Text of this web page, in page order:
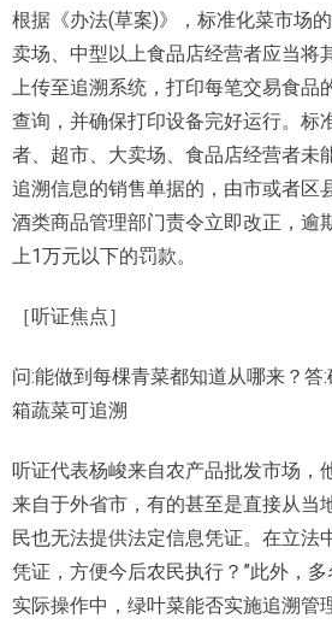
根据《办法(草案)》，标准化菜市场
卖场、中型以上食品店经营者应当将
上传至追溯系统，打印每笔交易食品
查询，并确保打印设备完好运行。标
者、超市、大卖场、食品店经营者未
追溯信息的销售单据的，由市或者区
酒类商品管理部门责令立即改正，逾
上1万元以下的罚款。
［听证焦点］
问:能做到每棵青菜都知道从哪来？答
箱蔬菜可追溯
听证代表杨峻来自农产品批发市场，
来自于外省市，有的甚至是直接从当
民也无法提供法定信息凭证。在立法
凭证，方便今后农民执行？”此外，
实际操作中，绿叶菜能否实施追溯管